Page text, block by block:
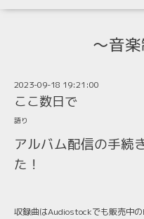
〜音
2023-09-18 19:21:00
ここ数日で
語り
アルバム配信の手続
た！
収録曲はAudiostockでも販売中の